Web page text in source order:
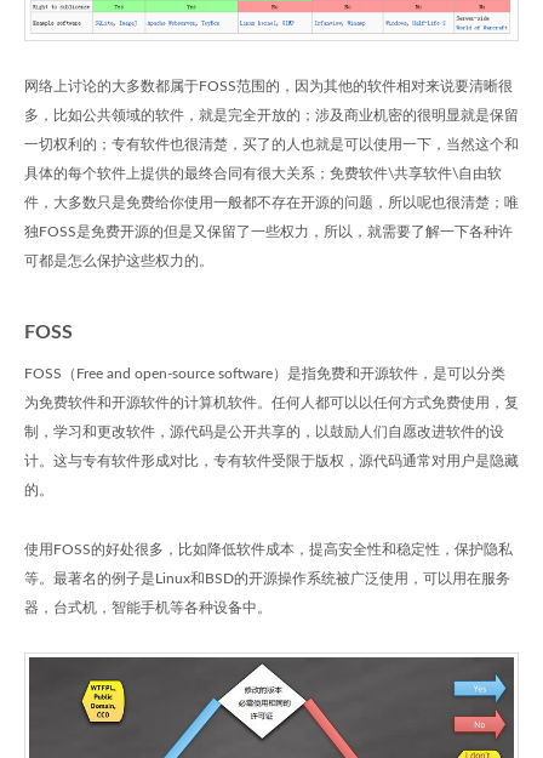
网络上讨论的大多数都属于FOSS范围的，因为其他的软件相对来说要清晰很
多，比如公共领域的软件，就是完全开放的；涉及商业机密的很明显就是保留
一切权利的；专有软件也很清楚，买了的人也就是可以使用一下，当然这个和
具体的每个软件上提供的最终合同有很大关系；免费软件\共享软件\自由软
件，大多数只是免费给你使用一般都不存在开源的问题，所以呢也很清楚；唯
独FOSS是免费开源的但是又保留了一些权力，所以，就需要了解一下各种许
可都是怎么保护这些权力的。
FOSS
FOSS（Free and open-source software）是指免费和开源软件，是可以分类
为免费软件和开源软件的计算机软件。任何人都可以以任何方式免费使用，复
制，学习和更改软件，源代码是公开共享的，以鼓励人们自愿改进软件的设
计。这与专有软件形成对比，专有软件受限于版权，源代码通常对用户是隐藏
的。
使用FOSS的好处很多，比如降低软件成本，提高安全性和稳定性，保护隐私
等。最著名的例子是Linux和BSD的开源操作系统被广泛使用，可以用在服务
器，台式机，智能手机等各种设备中。